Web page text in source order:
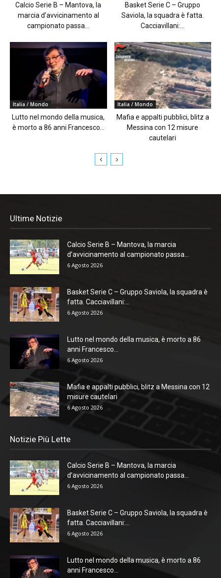
Calcio Serie B – Mantova, la
marcia d’avvicinamento al
campionato passa...
Basket Serie C – Gruppo
Saviola, la squadra è fatta.
Cacciavillani:...
Italia / Mondo
Lutto nel mondo della musica,
è morto a 86 anni Francesco...
Italia / Mondo
Mafia e appalti pubblici, blitz a
Messina con 12 misure
cautelari
Ultime Notizie
Calcio Serie B – Mantova, la marcia
d’avvicinamento al campionato passa...
6 Agosto 2026
Basket Serie C – Gruppo Saviola, la squadra è
fatta. Cacciavillani:...
6 Agosto 2026
Lutto nel mondo della musica, è morto a 86
anni Francesco...
6 Agosto 2026
Mafia e appalti pubblici, blitz a Messina con 12
misure cautelari
6 Agosto 2026
Notizie Più Lette
Calcio Serie B – Mantova, la marcia
d’avvicinamento al campionato passa...
6 Agosto 2026
Basket Serie C – Gruppo Saviola, la squadra è
fatta. Cacciavillani:...
6 Agosto 2026
Lutto nel mondo della musica, è morto a 86
anni Francesco...